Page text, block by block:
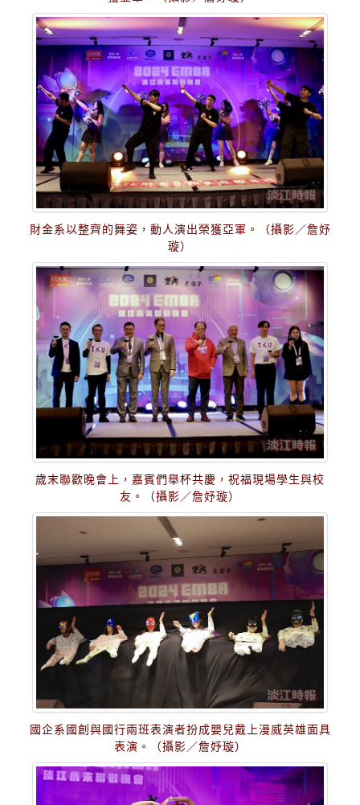
財金系以整齊的舞姿，動人演出榮獲亞軍。（攝影／詹妤
璇）
歲末聯歡晚會上，嘉賓們舉杯共慶，祝福現場學生與校
友。（攝影／詹妤璇）
國企系國創與國行兩班表演者扮成嬰兒戴上漫威英雄面具
表演。（攝影／詹妤璇）